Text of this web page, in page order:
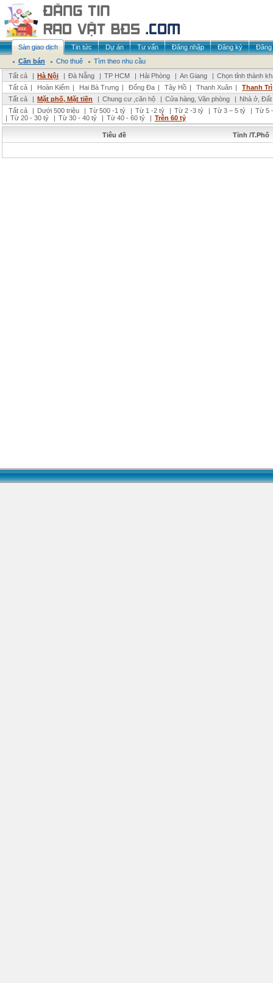
Sàn giao dịch Tin tức Dự án Tư vấn Đăng nhập Đăng ký
Đăng
Cần bán
Cho thuê
Tìm theo nhu cầu
Tất cả
| Hà Nội | Đà Nẵng | TP HCM | Hải Phòng | An Giang | Chọn tỉnh thành
Tất cả | Hoàn Kiếm | Hai Bà Trưng | Đống Đa | Tây Hồ | Thanh Xuân |
Thanh Trì
Tất cả
| Mặt phố, Mặt tiền | Chung cư ,căn hộ | Cửa hàng, Văn phòng | Nhà ở,
Tất cả
| Dưới 500 triệu | Từ 500 -1 tỷ | Từ 1 -2 tỷ | Từ 2 -3 tỷ | Từ 3 – 5 tỷ | Từ 5
| Từ 20 - 30 tỷ | Từ 30 - 40 tỷ | Từ 40 - 60 tỷ | Trên 60 tỷ
Tiêu đề Tỉnh /T.Phố